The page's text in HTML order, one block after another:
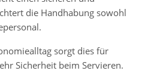
die Handhabung sowohl
sorgt dies für
Sicherheit beim Servieren.